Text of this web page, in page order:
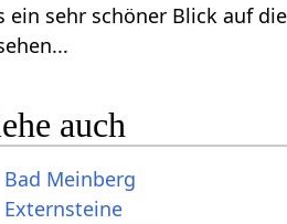
ein sehr schöner Blick auf
auch
Bad Meinberg
Externsteine